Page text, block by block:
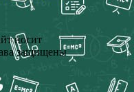
носит
защищены